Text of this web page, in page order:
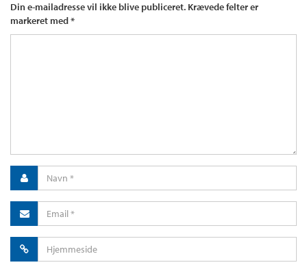
Din e-mailadresse vil ikke blive publiceret. Krævede felter er
markeret med*